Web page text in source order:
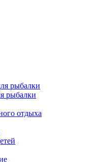
рыбалки
рыбалки
отдыха